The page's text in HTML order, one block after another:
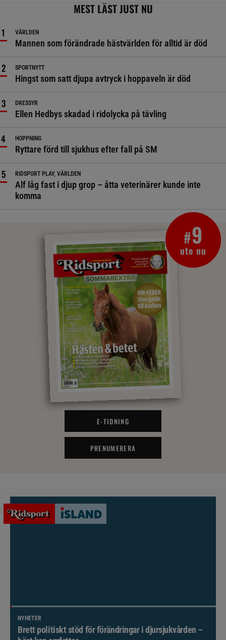
MEST LÄST JUST NU
VÄRLDEN
Mannen som förändrade hästvärlden för alltid är död
SPORTNYTT
Hingst som satt djupa avtryck i hoppaveln är död
DRESSYR
Ellen Hedbys skadad i ridolycka på tävling
HOPPNING
Ryttare förd till sjukhus efter fall på SM
RIDSPORT PLAY, VÄRLDEN
Alf låg fast i djup grop – åtta veterinärer kunde inte
komma
#9
ute nu
E-TIDNING
PRENUMERERA
NYHETER
Brett politiskt stöd för förändringar i djursjukvården –